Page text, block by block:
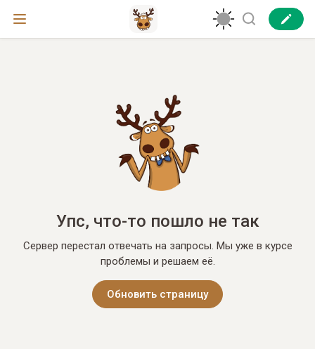
Упс, что-то пошло не так
Сервер перестал отвечать на запросы. Мы уже в курсе
проблемы и решаем её.
Обновить страницу